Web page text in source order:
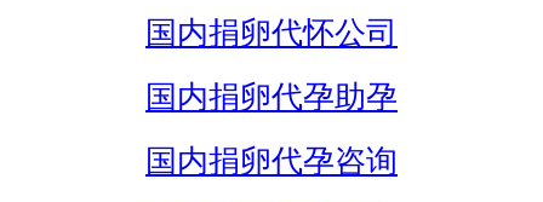
国内捐卵代怀公司
国内捐卵代孕助孕
国内捐卵代孕咨询